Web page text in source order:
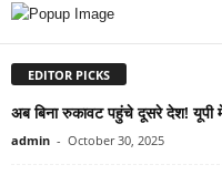
EDITOR PICKS
अब बिना रुकावट पहुंचे दूसरे देश!
admin - October 30, 2025